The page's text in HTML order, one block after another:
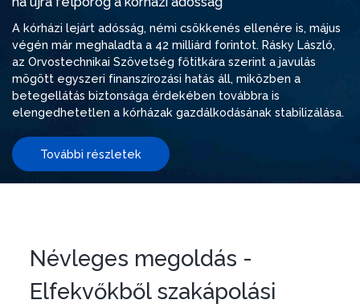
A kórházi lejárt adósság, némi csökkenés ellenére is, május
végén már meghaladta a 42 milliárd forintot. Rásky László,
az Orvostechnikai Szövetség főtitkára szerint a javulás
mögött egyszeri finanszírozási hatás áll, miközben a
betegellátás biztonsága érdekében továbbra is
elengedhetetlen a kórházak gazdálkodásának stabilizálása.
További részletek
Névleges megoldás -
Elfekvőkből szakápolási